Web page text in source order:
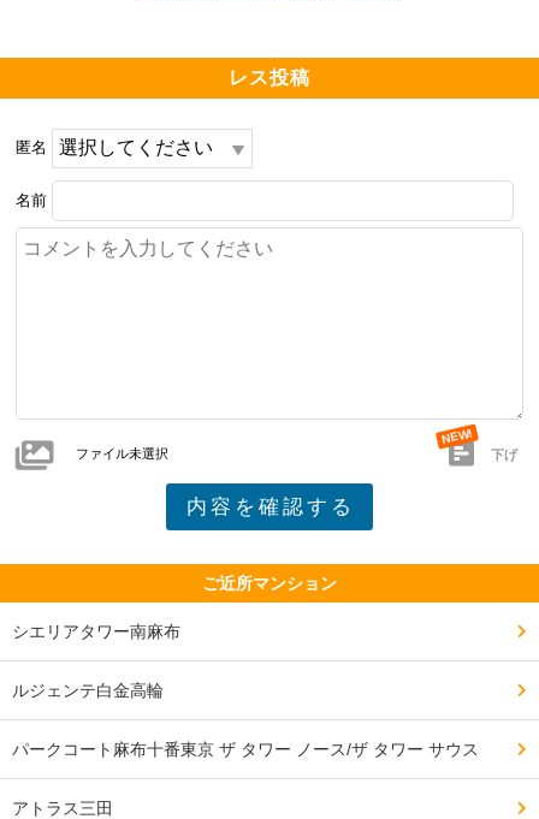
周辺環境について良い点、残念な点
━━━━━━━━━━━━━━━━━━━
保育園入ってる。
スーパー入ってる。
病院が内科かどうか。
最近白金高輪には美味しい飲食店がたくさんできている
がマンション下にも入る
交通・アクセスで良い点、残念な点
━━━━━━━━━━━━━━━━━━━
白金高輪徒歩３分。
高速道路そばというのはマイナス。
目の前のバスもかなり便利。
レス投稿
匿名
名前
ファイル未選択 下げ
ご近所マンション
シエリアタワー南麻布
ルジェンテ白金高輪
パークコート麻布十番東京 ザ タワー ノース/ザ タワー サウス
アトラス三田